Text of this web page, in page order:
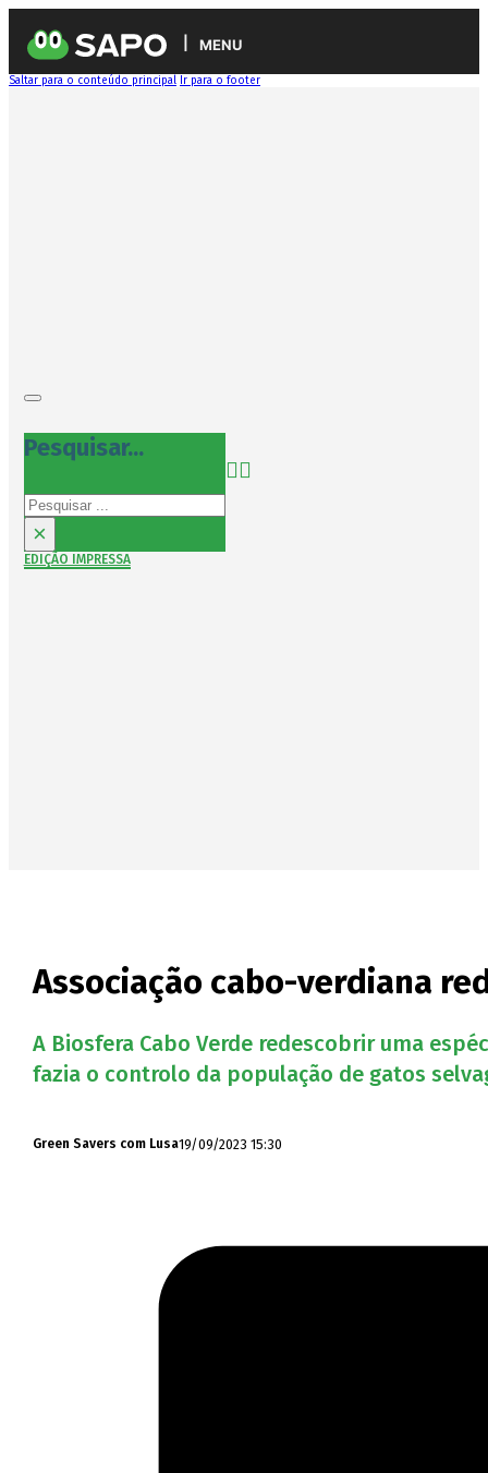
MENU
Saltar para o conteúdo principal Ir para o footer
Pesquisar...
Pesquisar
×
EDIÇÃO IMPRESSA
Associação cabo-verdiana
A Biosfera Cabo Verde redescobrir uma
fazia o controlo da população de gatos
Green Savers com Lusa19/09/2023 15:30